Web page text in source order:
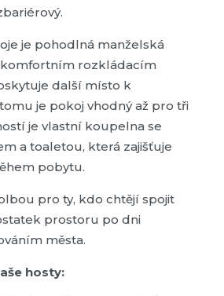
je pohodlná manželská
rozkládacím
další místo k
je pokoj vhodný až pro tři
je vlastní koupelna se
a toaletou, která zajišťuje
pobytu.
pro ty, kdo chtějí spojit
prostoru po dni
města.
hosty: